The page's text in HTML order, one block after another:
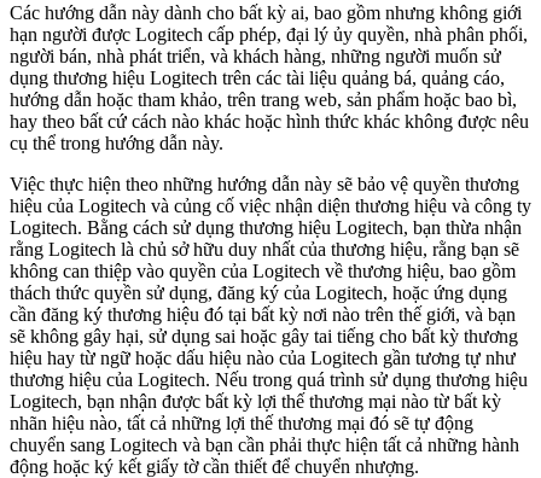
Các hướng dẫn này dành cho bất kỳ ai, bao gồm nhưng không giới
hạn người được Logitech cấp phép, đại lý ủy quyền, nhà phân phối,
người bán, nhà phát triển, và khách hàng, những người muốn sử
dụng thương hiệu Logitech trên các tài liệu quảng bá, quảng cáo,
hướng dẫn hoặc tham khảo, trên trang web, sản phẩm hoặc bao bì,
hay theo bất cứ cách nào khác hoặc hình thức khác không được nêu
cụ thể trong hướng dẫn này.
Việc thực hiện theo những hướng dẫn này sẽ bảo vệ quyền thương
hiệu của Logitech và củng cố việc nhận diện thương hiệu và công ty
Logitech. Bằng cách sử dụng thương hiệu Logitech, bạn thừa nhận
rằng Logitech là chủ sở hữu duy nhất của thương hiệu, rằng bạn sẽ
không can thiệp vào quyền của Logitech về thương hiệu, bao gồm
thách thức quyền sử dụng, đăng ký của Logitech, hoặc ứng dụng
cần đăng ký thương hiệu đó tại bất kỳ nơi nào trên thế giới, và bạn
sẽ không gây hại, sử dụng sai hoặc gây tai tiếng cho bất kỳ thương
hiệu hay từ ngữ hoặc dấu hiệu nào của Logitech gần tương tự như
thương hiệu của Logitech. Nếu trong quá trình sử dụng thương hiệu
Logitech, bạn nhận được bất kỳ lợi thế thương mại nào từ bất kỳ
nhãn hiệu nào, tất cả những lợi thế thương mại đó sẽ tự động
chuyển sang Logitech và bạn cần phải thực hiện tất cả những hành
động hoặc ký kết giấy tờ cần thiết để chuyển nhượng.